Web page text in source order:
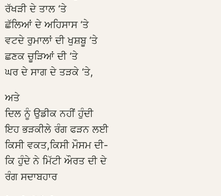
ਰੱਖੜੀ ਦੇ ਤਾਲ ‘ਤੇ
ਛੱਲਿਆਂ ਦੇ ਅਹਿਸਾਸ ‘ਤੇ
ਵਟਦੇ ਰੁਮਾਲਾਂ ਦੀ ਖੁਸ਼ਬੂ ‘ਤੇ
ਛਣਕ ਚੂੜਿਆਂ ਦੀ ‘ਤੇ
ਘਰ ਦੇ ਸਾਗ ਦੇ ਤੜਕੇ ‘ਤੇ,
ਅਤੇ
ਦਿਲ ਨੂੰ ਉਡੀਕ ਨਹੀਂ ਹੁੰਦੀ
ਇਹ ਭੜਕੀਲੇ ਰੰਗ ਫੜਨ ਲਈ
ਕਿਸੀ ਵਕਤ,ਕਿਸੀ ਮੌਸਮ ਦੀ-
ਕਿ ਹੁੰਦੇ ਨੇ ਮਿੱਟੀ ਔਰਤ ਦੀ ਦੇ
ਰੰਗ ਸਦਾਬਹਾਰ